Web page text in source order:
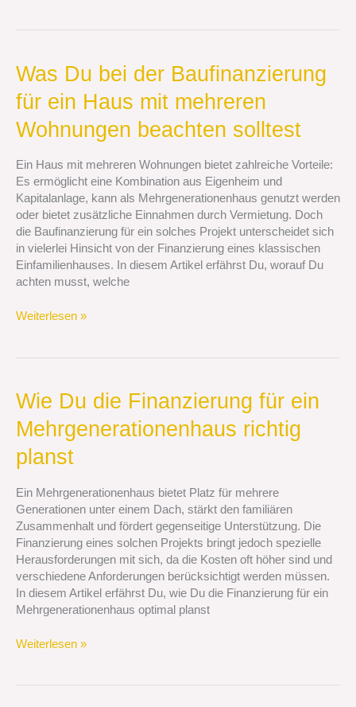
Was Du bei der Baufinanzierung
für ein Haus mit mehreren
Wohnungen beachten solltest
Ein Haus mit mehreren Wohnungen bietet zahlreiche Vorteile:
Es ermöglicht eine Kombination aus Eigenheim und
Kapitalanlage, kann als Mehrgenerationenhaus genutzt werden
oder bietet zusätzliche Einnahmen durch Vermietung. Doch
die Baufinanzierung für ein solches Projekt unterscheidet sich
in vielerlei Hinsicht von der Finanzierung eines klassischen
Einfamilienhauses. In diesem Artikel erfährst Du, worauf Du
achten musst, welche
Was
Du
bei
Baufinanzierung
ein
Haus
mit
mehreren
Wohnungen
beachten
solltest
Weiterlesen »
Wie Du die Finanzierung für ein
Mehrgenerationenhaus richtig
planst
Ein Mehrgenerationenhaus bietet Platz für mehrere
Generationen unter einem Dach, stärkt den familiären
Zusammenhalt und fördert gegenseitige Unterstützung. Die
Finanzierung eines solchen Projekts bringt jedoch spezielle
Herausforderungen mit sich, da die Kosten oft höher sind und
verschiedene Anforderungen berücksichtigt werden müssen.
In diesem Artikel erfährst Du, wie Du die Finanzierung für ein
Mehrgenerationenhaus optimal planst
Wie
Du
die
Finanzierung
für
Mehrgenerationenhaus
richtig
planst
Weiterlesen »